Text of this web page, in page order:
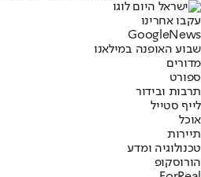
עקבו אחרינו
Googl eNews
שבוע האופנה במילאנו
מדורים
ספורט
תרבות ובידור
לייף סטייל
אוכל
תיירות
טכנולוגיה ומדע
הורוסקופ